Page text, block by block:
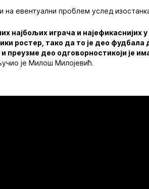
на евентуални проблем услед
најбољих играча и
ростер, тако да то је део
и преузме део одговорностикоји је
је Милош Милојевић.